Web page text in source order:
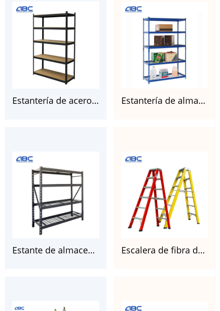
Estantería de acero galvanizado pintado sin pernos de 5 capas de alta resistencia para garajes Estantería de almacenamiento de garaje de alambre de acero de 5 estantes, 91 cm de ancho x 45 cm de profundidad x 183 cm de alto
Estante de almacenamiento de alambre de acero soldado de alta resistencia, negro, 77″ de ancho x 24″ de profundidad x 72″ de alto Escalera de fibra de vidrio de dos peldaños, amarilla y roja, FGD105HA